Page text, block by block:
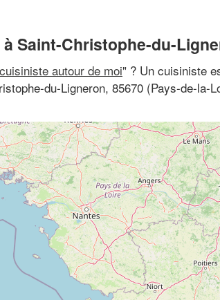
Saint-Christophe-du-
cuisiniste autour de moi" ? Un cuisiniste
du-Ligneron, 85670 (Pays-de-la-